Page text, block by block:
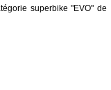
superbike "EVO" de